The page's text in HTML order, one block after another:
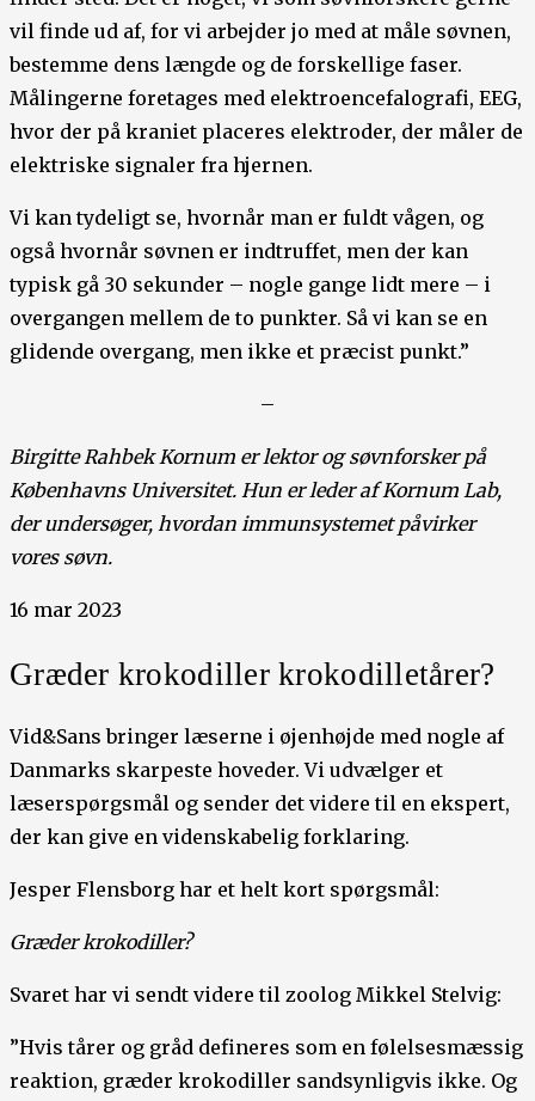
vil finde ud af, for vi arbejder jo med at måle søvnen,
bestemme dens længde og de forskellige faser.
Målingerne foretages med elektroencefalografi, EEG,
hvor der på kraniet placeres elektroder, der måler de
elektriske signaler fra hjernen.
Vi kan tydeligt se, hvornår man er fuldt vågen, og
også hvornår søvnen er indtruffet, men der kan
typisk gå 30 sekunder – nogle gange lidt mere – i
overgangen mellem de to punkter. Så vi kan se en
glidende overgang, men ikke et præcist punkt.”
–
Birgitte Rahbek Kornum er lektor og søvnforsker på
Københavns Universitet. Hun er leder af Kornum Lab,
der undersøger, hvordan immunsystemet påvirker
vores søvn.
16 mar 2023
Græder krokodiller krokodilletårer?
Vid&Sans bringer læserne i øjenhøjde med nogle af
Danmarks skarpeste hoveder. Vi udvælger et
læserspørgsmål og sender det videre til en ekspert,
der kan give en videnskabelig forklaring.
Jesper Flensborg har et helt kort spørgsmål:
Græder krokodiller?
Svaret har vi sendt videre til zoolog Mikkel Stelvig:
”Hvis tårer og gråd defineres som en følelsesmæssig
reaktion, græder krokodiller sandsynligvis ikke. Og